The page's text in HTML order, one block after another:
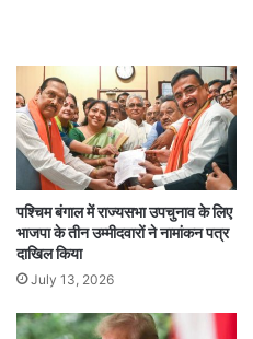
पश्चिम बंगाल में राज्यसभा उपचुनाव के लिए
भाजपा के तीन उम्मीदवारों ने नामांकन पत्र
दाखिल किया
July 13, 2026